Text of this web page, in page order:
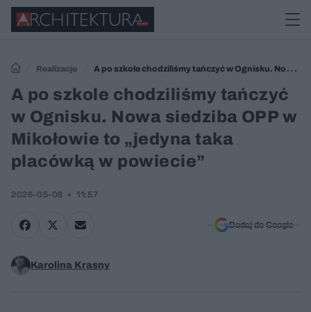
Realizacje
A po szkole chodziliśmy tańczyć w Ognisku. Nowa
siedziba OPP w Mikołowie to „jedyna taka placówką w powiecie”
A po szkole chodziliśmy tańczyć
w Ognisku. Nowa siedziba OPP w
Mikołowie to „jedyna taka
placówką w powiecie”
2026-05-08 11:57
Dodaj do Google
Karolina Krasny